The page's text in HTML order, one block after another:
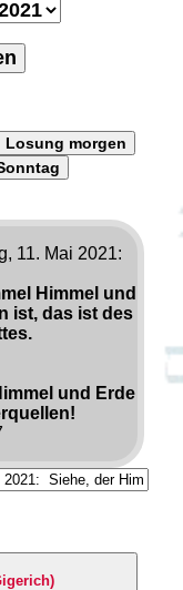
Losung morgen
11. Mai 2021:
Himmel und
ist, das ist des
und Erde